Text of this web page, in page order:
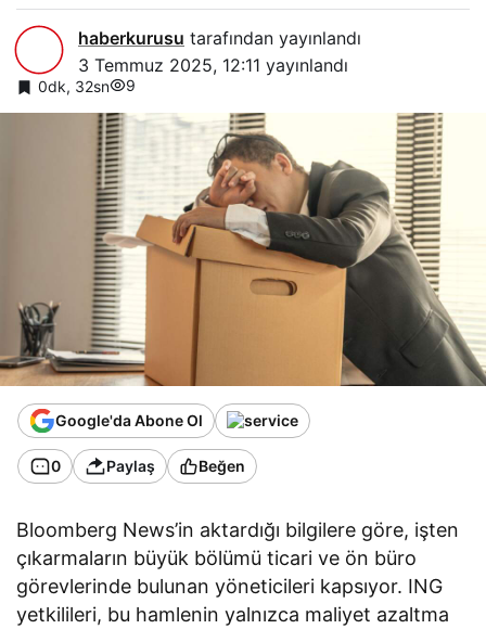
haberkurusu tarafından yayınlandı
3 Temmuz 2025, 12:11 yayınlandı
0dk, 32sn 9
Google'da Abone Ol
0 Paylaş Beğen
Bloomberg News’in aktardığı bilgilere göre, işten
çıkarmaların büyük bölümü ticari ve ön büro
görevlerinde bulunan yöneticileri kapsıyor. ING
yetkilileri, bu hamlenin yalnızca maliyet azaltma